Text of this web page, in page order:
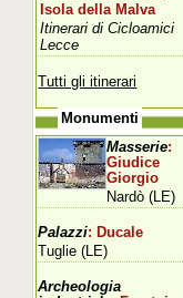
Isola della Malva
Itinerari di Cicloamici
Lecce
Tutti gli itinerari
Monumenti
Masserie:
Giudice
Giorgio
Nardò (LE)
Palazzi: Ducale
Tuglie (LE)
Archeologia